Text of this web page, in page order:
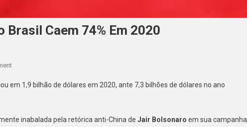
Caem 74% Em 2020
On
Chineses
Caem
em 1,9 bilhão de dólares em 2020, ante 7,3 bilhões de dólares no ano
inabalada pela retórica anti-China de Jair Bolsonaro em sua campanha